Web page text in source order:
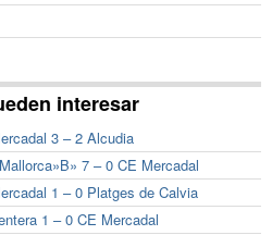
interesar
3 – 2 Alcudia
7 – 0 CE Mercadal
1 – 0 Platges de Calvia
1 – 0 CE Mercadal